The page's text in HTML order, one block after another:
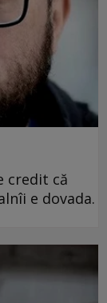
credit că
e dovada.